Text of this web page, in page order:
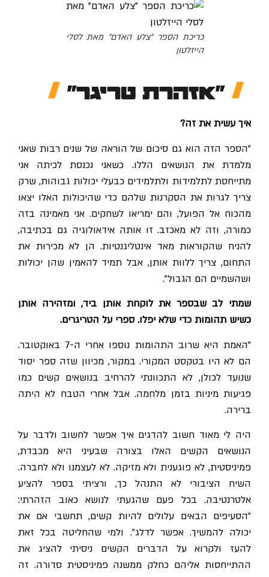
כריכת הספר "צלע האדם" מאת לסלי
הייזלטון
"אזהרת טריגר"
איך עשית את זה?
"הספר הזה הוא גם סיכום של הוראה של שנים רבות שאני
מלמדת את הנושאים הללו. כשאני נכנסת לכיתה אני
מתייחסת לתלמידות ולתלמידים כבעלי יכולות גבוהות, שרק
צריך לגרות את הסקרנות שלהם כדי שהיכולות האלו יצאו
מהכוח אל הפועל, והם ימריאו לשחקים. אני מאמינה בזה
כמורה, וזה לא מאכזב. זו אותה אידאולוגיה גם בכתיבה,
להניח שהקוראות מאד אינטליגנטיות. הן לא מכירות את
התחום, צריך ללוות אותן, אבל תמיד להאמין שהן יכולות
ושהשמיים הם הגבול".
שמתי לב שבספר את לוקחת אותן ביד, ומזהירה אותן
כשיש תהומות כדי שלא יפלו. ספרי על הטריגרים.
"האמת היא שרוב התהומות נוספו אחרי ה-7 באוקטובר.
הם לא היו בטקסט המקורי. במקור, מכיוון שזה ספר יסוד
שנועד לכולן, לא התכוונתי להרחיב בנושאים קשים כמו
פגיעות מיניות בזמן מלחמה. אבל אחרי הטבח לא היתה
ברירה.
היה לי מאוד חשוב להדגים איך אפשר לחשוב ולדבר על
הנושאים הקשים האלו בצורה שבעיני היא מכבדת,
פמיניסטית, לא פוגענית ולא מזיקה. לא לעצמנו ולא לחברה.
השיח הציבורי לא התנהל כך, ורציתי בספר להציע
אלטרנטיבה.בכל פעם שהגעתי לנושא כאוב הזהרתי:
״הסעיפים הבאים עלולים להיות קשים, תחשבי אם את
יכולה להמשיך. אפשר לדלג״. ולמי שהחליטה בכל זאת
להעז ולקרוא על הדברים הקשים ניסיתי להציג את
ההתייחסות אליהם כחלק ממשנה פמיניסטית סדורה. זה